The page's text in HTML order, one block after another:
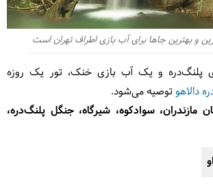
و بهترین جاها برای آب بازی اطراف تهران است
پلنگ‌دره و یک آب بازی خنک، تور یک روزه
دالاهوتوصیه می‌شود.
مازندران، سوادکوه، شیرگاه، جنگل پلنگ‌دره،